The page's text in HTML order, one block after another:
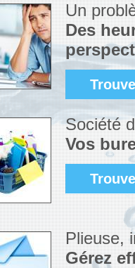
Un
Des
Société
Vos
Plieuse,
Gérez